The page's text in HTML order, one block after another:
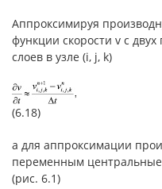
Аппроксимируя
функции скорости v с
слоев в узле (i, j, k)
(6.18)
а для аппроксимации
переменным
(рис. 6.1)